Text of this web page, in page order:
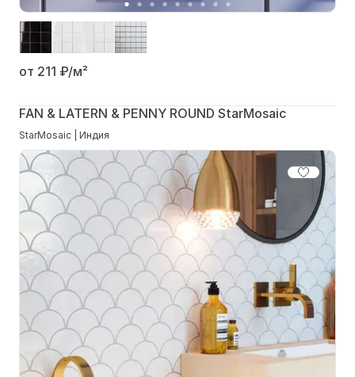
от 211 ₽/м²
FAN & LATERN & PENNY ROUND StarMosaic
StarMosaic | Индия